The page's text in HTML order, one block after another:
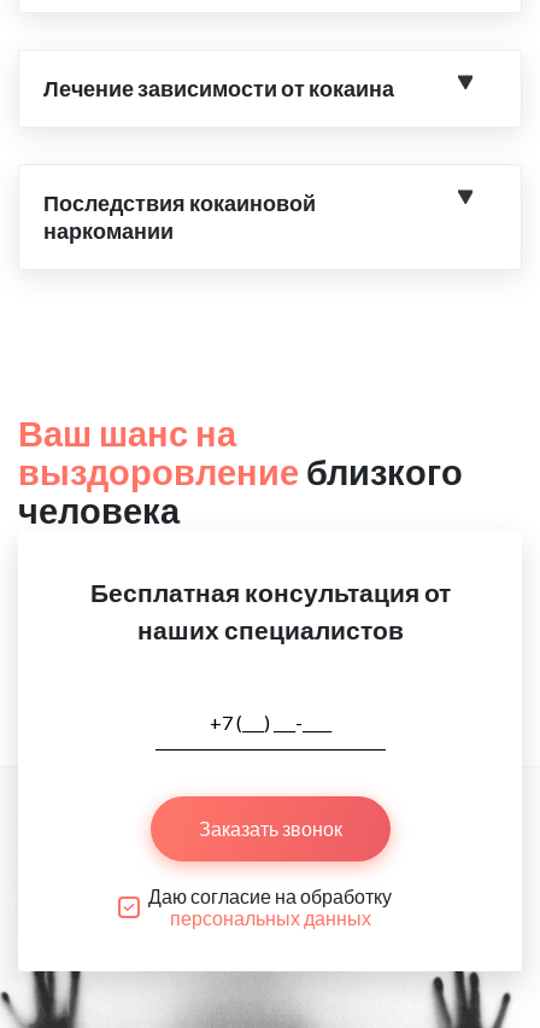
Лечение зависимости от кокаина
Последствия кокаиновой
наркомании
Ваш шанс на
выздоровление близкого
человека
Бесплатная консультация от
наших специалистов
Заказать звонок
Даю согласие на обработку
персональных данных